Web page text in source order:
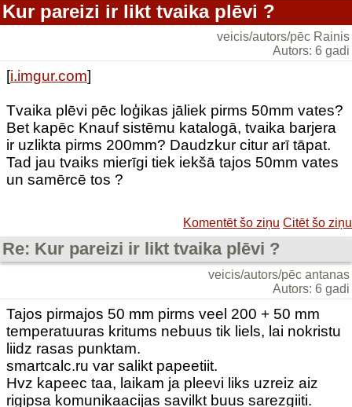
Kur pareizi ir likt tvaika plēvi ?
veicis/autors/pēc Rainis
Autors: 6 gadi
[i.imgur.com]
Tvaika plēvi pēc loģikas jāliek pirms 50mm vates?
Bet kapēc Knauf sistēmu katalogā, tvaika barjera
ir uzlikta pirms 200mm? Daudzkur citur arī tāpat.
Tad jau tvaiks mierīgi tiek iekšā tajos 50mm vates
un samērcē tos ?
Komentēt šo ziņu Citēt šo ziņu
Re: Kur pareizi ir likt tvaika plēvi ?
veicis/autors/pēc antanas
Autors: 6 gadi
Tajos pirmajos 50 mm pirms veel 200 + 50 mm
temperatuuras kritums nebuus tik liels, lai nokristu
liidz rasas punktam.
smartcalc.ru var salikt papeetiit.
Hvz kapeec taa, laikam ja pleevi liks uzreiz aiz
rigipsa komunikaacijas savilkt buus sarezgiiti.